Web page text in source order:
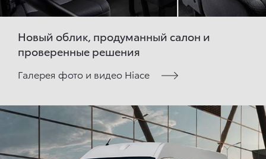
Новый облик, продуманный салон и
проверенные решения
Галерея фото и видео Hiace